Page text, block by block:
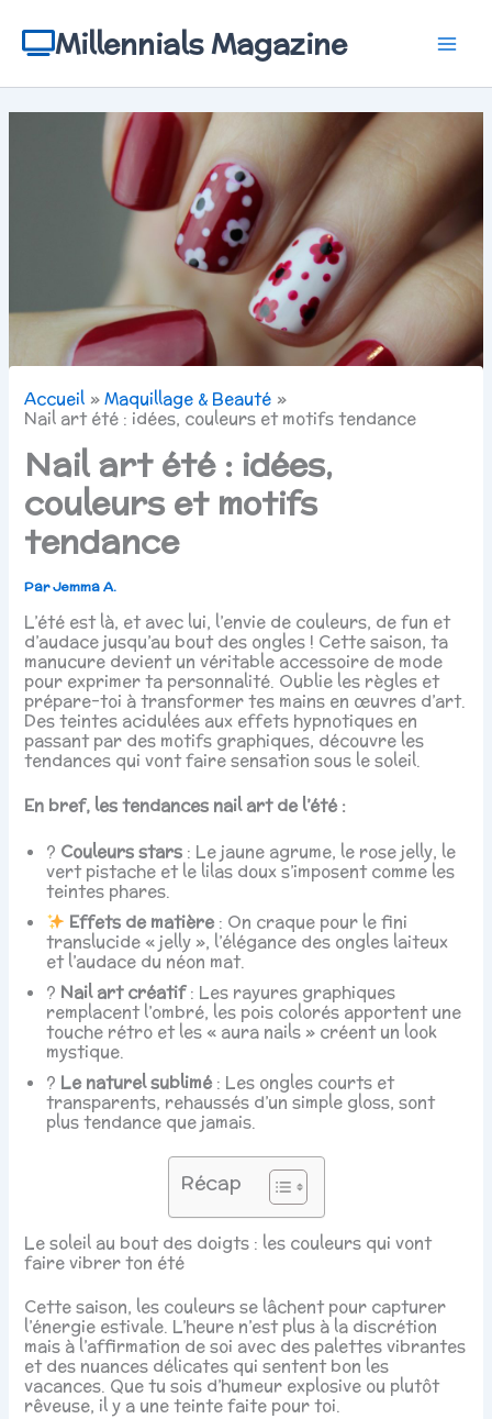
contenuMillennials Magazine
Accueil
Maquillage & Beauté
Nail art été : idées, couleurs et motifs tendance
Nail art été : idées,
couleurs et motifs
tendance
ParJemma A.
L’été est là, et avec lui, l’envie de couleurs, de fun et
d’audace jusqu’au bout des ongles ! Cette saison, ta
manucure devient un véritable accessoire de mode
pour exprimer ta personnalité. Oublie les règles et
prépare-toi à transformer tes mains en œuvres d’art.
Des teintes acidulées aux effets hypnotiques en
passant par des motifs graphiques, découvre les
tendances qui vont faire sensation sous le soleil.
En bref, les tendances nail art de l’été :
? Couleurs stars : Le jaune agrume, le rose jelly, le
vert pistache et le lilas doux s’imposent comme les
teintes phares.
Effets de matière: On craque pour le fini
translucide « jelly », l’élégance des ongles laiteux
et l’audace du néon mat.
? Nail art créatif: Les rayures graphiques
remplacent l’ombré, les pois colorés apportent une
touche rétro et les « aura nails » créent un look
mystique.
? Le naturel sublimé: Les ongles courts et
transparents, rehaussés d’un simple gloss, sont
plus tendance que jamais.
Récap
Le soleil au bout des doigts : les couleurs qui vont
faire vibrer ton été
Cette saison, les couleurs se lâchent pour capturer
l’énergie estivale. L’heure n’est plus à la discrétion
mais à l’affirmation de soi avec des palettes vibrantes
et des nuances délicates qui sentent bon les
vacances. Que tu sois d’humeur explosive ou plutôt
rêveuse, il y a une teinte faite pour toi.